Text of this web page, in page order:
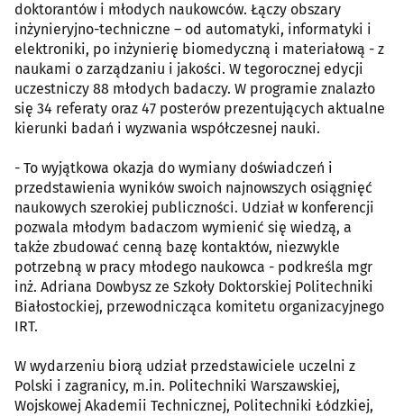
doktorantów i młodych naukowców. Łączy obszary
inżynieryjno-techniczne – od automatyki, informatyki i
elektroniki, po inżynierię biomedyczną i materiałową - z
naukami o zarządzaniu i jakości. W tegorocznej edycji
uczestniczy 88 młodych badaczy. W programie znalazło
się 34 referaty oraz 47 posterów prezentujących aktualne
kierunki badań i wyzwania współczesnej nauki.
- To wyjątkowa okazja do wymiany doświadczeń i
przedstawienia wyników swoich najnowszych osiągnięć
naukowych szerokiej publiczności. Udział w konferencji
pozwala młodym badaczom wymienić się wiedzą, a
także zbudować cenną bazę kontaktów, niezwykle
potrzebną w pracy młodego naukowca - podkreśla mgr
inż. Adriana Dowbysz ze Szkoły Doktorskiej Politechniki
Białostockiej, przewodnicząca komitetu organizacyjnego
IRT.
W wydarzeniu biorą udział przedstawiciele uczelni z
Polski i zagranicy, m.in. Politechniki Warszawskiej,
Wojskowej Akademii Technicznej, Politechniki Łódzkiej,